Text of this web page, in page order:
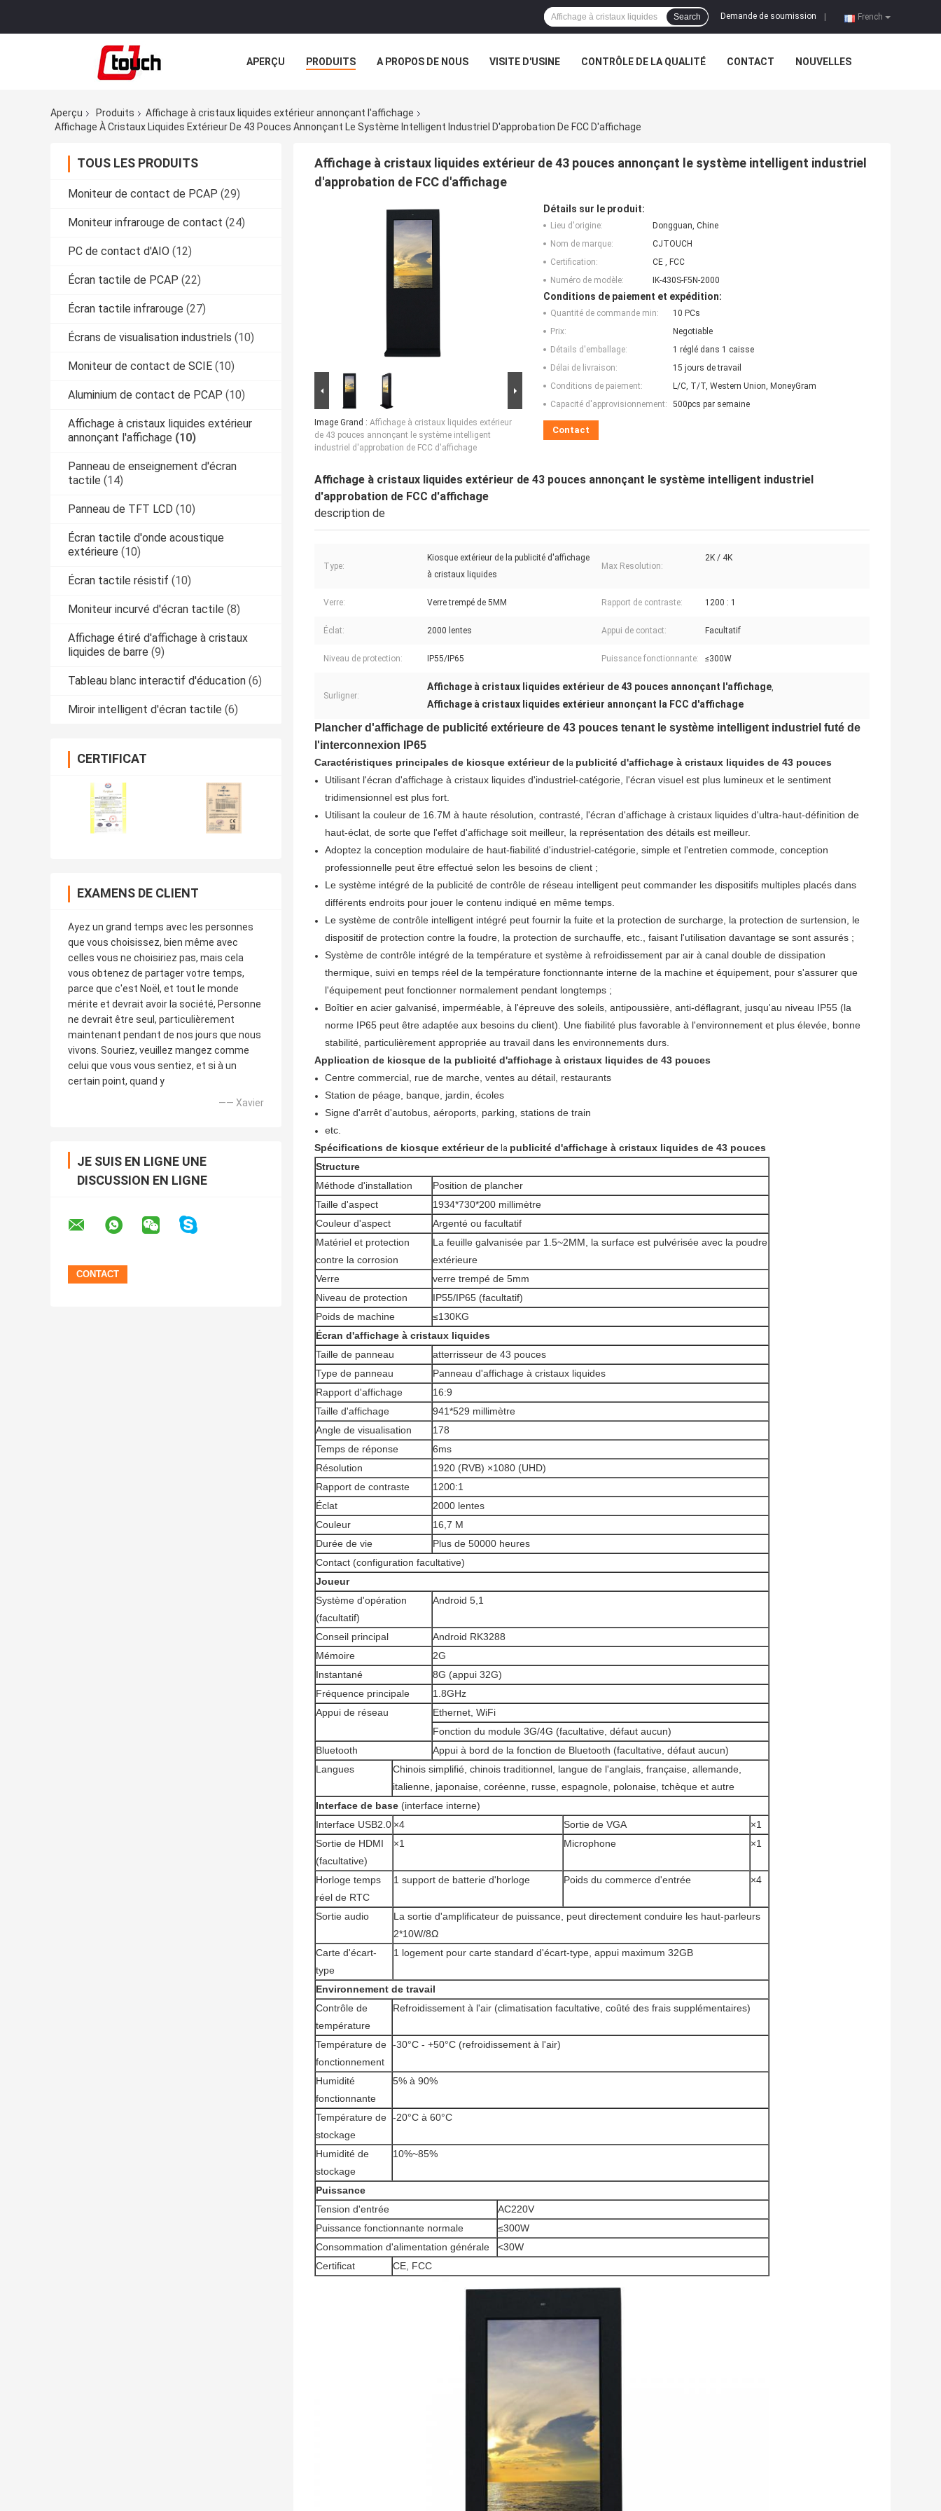
French
Demande de soumission
Search
APERÇU PRODUITS A PROPOS DE NOUS VISITE D'USINE CONTRÔLE DE LA QUALITÉ CONTACT NOUVELLES
Aperçu
Produits
Affichage à cristaux liquides extérieur annonçant l'affichage
Affichage À Cristaux Liquides Extérieur De 43 Pouces Annonçant Le Système Intelligent Industriel D'approbation De FCC D'affichage
TOUS LES PRODUITS
Moniteur de contact de PCAP (29)
Moniteur infrarouge de contact (24)
PC de contact d'AIO (12)
Écran tactile de PCAP (22)
Écran tactile infrarouge (27)
Écrans de visualisation industriels (10)
Moniteur de contact de SCIE (10)
Aluminium de contact de PCAP (10)
Affichage à cristaux liquides extérieur
annonçant l'affichage (10)
Panneau de enseignement d'écran
tactile (14)
Panneau de TFT LCD (10)
Écran tactile d'onde acoustique
extérieure (10)
Écran tactile résistif (10)
Moniteur incurvé d'écran tactile (8)
Affichage étiré d'affichage à cristaux
liquides de barre (9)
Tableau blanc interactif d'éducation (6)
Miroir intelligent d'écran tactile (6)
CERTIFICAT
EXAMENS DE CLIENT
Ayez un grand temps avec les personnes
que vous choisissez, bien même avec
celles vous ne choisiriez pas, mais cela
vous obtenez de partager votre temps,
parce que c'est Noël, et tout le monde
mérite et devrait avoir la société, Personne
ne devrait être seul, particulièrement
maintenant pendant de nos jours que nous
vivons. Souriez, veuillez mangez comme
celui que vous vous sentiez, et si à un
certain point, quand y
—— Xavier
JE SUIS EN LIGNE UNE
DISCUSSION EN LIGNE
Affichage à cristaux liquides extérieur de 43 pouces annonçant le système intelligent industriel
d'approbation de FCC d'affichage
Image Grand : Affichage à cristaux liquides extérieur
de 43 pouces annonçant le système intelligent
industriel d'approbation de FCC d'affichage
Détails sur le produit:
Lieu d'origine:
Dongguan, Chine
Nom de marque:
CJTOUCH
Certification:
CE , FCC
Numéro de modèle:
IK-430S-F5N-2000
Conditions de paiement et expédition:
Quantité de commande min:
10 PCs
Prix:
Negotiable
Détails d'emballage:
1 réglé dans 1 caisse
Délai de livraison:
15 jours de travail
Conditions de paiement:
L/C, T/T, Western Union, MoneyGram
Capacité d'approvisionnement:
500pcs par semaine
Contact
Affichage à cristaux liquides extérieur de 43 pouces annonçant le système intelligent industriel
d'approbation de FCC d'affichage
description de
Type:
Kiosque extérieur de la publicité d'affichage
à cristaux liquides
Max Resolution:
2K / 4K
Verre: Verre trempé de 5MM Rapport de contraste: 1200 : 1
Éclat: 2000 lentes Appui de contact: Facultatif
Niveau de protection: IP55/IP65 Puissance fonctionnante: ≤300W
Surligner:
Affichage à cristaux liquides extérieur de 43 pouces annonçant l'affichage
Affichage à cristaux liquides extérieur annonçant la FCC d'affichage
Plancher d'affichage de publicité extérieure de 43 pouces tenant le système intelligent industriel futé de
l'interconnexion IP65
Caractéristiques principales de kiosque extérieur de la publicité d'affichage à cristaux liquides de 43 pouces
Utilisant l'écran d'affichage à cristaux liquides d'industriel-catégorie, l'écran visuel est plus lumineux et le sentiment
tridimensionnel est plus fort.
Utilisant la couleur de 16.7M à haute résolution, contrasté, l'écran d'affichage à cristaux liquides d'ultra-haut-définition de
haut-éclat, de sorte que l'effet d'affichage soit meilleur, la représentation des détails est meilleur.
Adoptez la conception modulaire de haut-fiabilité d'industriel-catégorie, simple et l'entretien commode, conception
professionnelle peut être effectué selon les besoins de client ;
Le système intégré de la publicité de contrôle de réseau intelligent peut commander les dispositifs multiples placés dans
différents endroits pour jouer le contenu indiqué en même temps.
Le système de contrôle intelligent intégré peut fournir la fuite et la protection de surcharge, la protection de surtension, le
dispositif de protection contre la foudre, la protection de surchauffe, etc., faisant l'utilisation davantage se sont assurés ;
Système de contrôle intégré de la température et système à refroidissement par air à canal double de dissipation
thermique, suivi en temps réel de la température fonctionnante interne de la machine et équipement, pour s'assurer que
l'équipement peut fonctionner normalement pendant longtemps ;
Boîtier en acier galvanisé, imperméable, à l'épreuve des soleils, antipoussière, anti-déflagrant, jusqu'au niveau IP55 (la
norme IP65 peut être adaptée aux besoins du client). Une fiabilité plus favorable à l'environnement et plus élevée, bonne
stabilité, particulièrement appropriée au travail dans les environnements durs.
Application de kiosque de la publicité d'affichage à cristaux liquides de 43 pouces
Centre commercial, rue de marche, ventes au détail, restaurants
Station de péage, banque, jardin, écoles
Signe d'arrêt d'autobus, aéroports, parking, stations de train
etc.
Spécifications de kiosque extérieur de la publicité d'affichage à cristaux liquides de 43 pouces
Structure
Méthode d'installation
Position de plancher
Taille d'aspect
1934*730*200 millimètre
Couleur d'aspect
Argenté ou facultatif
Matériel et protection
contre la corrosion
La feuille galvanisée par 1.5~2MM, la surface est pulvérisée avec la poudre
extérieure
Verre
verre trempé de 5mm
Niveau de protection
IP55/IP65 (facultatif)
Poids de machine
≤130KG
Écran d'affichage à cristaux liquides
Taille de panneau
atterrisseur de 43 pouces
Type de panneau
Panneau d'affichage à cristaux liquides
Rapport d'affichage
16:9
Taille d'affichage
941*529 millimètre
Angle de visualisation
178
Temps de réponse
6ms
Résolution
1920 (RVB) ×1080 (UHD)
Rapport de contraste
1200:1
Éclat
2000 lentes
Couleur
16,7 M
Durée de vie
Plus de 50000 heures
Contact (configuration facultative)
Joueur
Système d'opération
(facultatif)
Android 5,1
Conseil principal
Android RK3288
Mémoire
2G
Instantané
8G (appui 32G)
Fréquence principale
1.8GHz
Appui de réseau
Ethernet, WiFi
Fonction du module 3G/4G (facultative, défaut aucun)
Bluetooth
Appui à bord de la fonction de Bluetooth (facultative, défaut aucun)
Langues
Chinois simplifié, chinois traditionnel, langue de l'anglais, française, allemande,
italienne, japonaise, coréenne, russe, espagnole, polonaise, tchèque et autre
Interface de base (interface interne)
Interface USB2.0 ×4 Sortie de VGA
×1
Sortie de HDMI
(facultative)
×1 Microphone ×1
Horloge temps
réel de RTC
1 support de batterie d'horloge Poids du commerce d'entrée ×4
Sortie audio
La sortie d'amplificateur de puissance, peut directement conduire les haut-parleurs
2*10W/8Ω
Carte d'écart-
type
1 logement pour carte standard d'écart-type, appui maximum 32GB
Environnement de travail
Contrôle de
température
Refroidissement à l'air (climatisation facultative, coûté des frais supplémentaires)
Température de
fonctionnement
-30°C - +50°C (refroidissement à l'air)
Humidité
fonctionnante
5% à 90%
Température de
stockage
-20°C à 60°C
Humidité de
stockage
10%~85%
Puissance
Tension d'entrée
AC220V
Puissance fonctionnante normale
≤300W
Consommation d'alimentation générale
<30W
Certificat
CE, FCC